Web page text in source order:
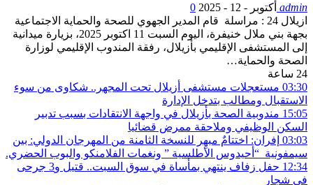
admin أكتوبر - 12 - 2025
0
ازيلال 24 : مراسلة قام المدير الجهوي للصحة والحماية الاجتماعية
بجهة بني ملال خنيفرة، اليوم السبت 11 اكتوبر 2025، بزيارة ميدانية
إلى المستشفى الإقليمي بأزيلال، رفقة المندوب الإقليمي لوزارة
الصحة والحماية…
24 ساعة
03:30 مستعجلات مستشفى أزيلال تحت المجهر.. شكاوى من سوء
الاستقبال ومطالب بتدخل الإدارة
15:05 مندوبية الصحة بأزيلال في واجهة الانتقادات بسبب تدبير
السكن الوظيفي وملاحقة ممرض قضائيا
03:03 إفران: اختتامٌ مبهِر للنسخة الثامنة من المهرجان الدولي: بين
سيمفونية “أحيدوس الأطلسية ” ونغمات الفلامنكو والبوب ​​الحضري.
12:34
حفل زفاف ينتهي بمأساة في سوق السبت.. قتيل و3 جرحى
في شجار